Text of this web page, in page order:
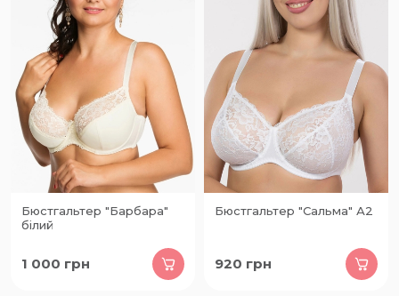
Бюстгальтер "Барбара"
білий
1 000 грн
Бюстгальтер "Сальма" А2
920 грн